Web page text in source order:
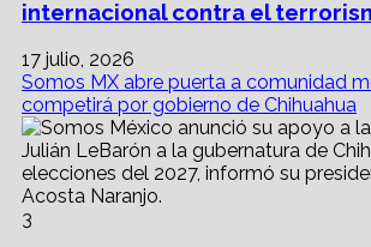
internacional contra el
17 julio, 2026
Somos MX abre puerta a comunidad
competirá por gobierno de Chihuahua
3